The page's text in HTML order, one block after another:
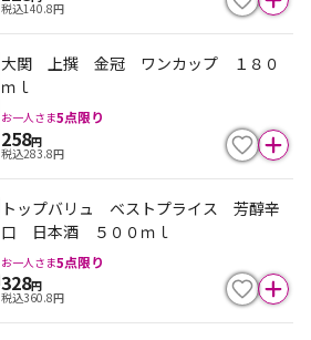
税込140.8円
大関 上撰 金冠 ワンカップ １８０
ｍｌ
お一人さま5点限り
258円
税込283.8円
トップバリュ ベストプライス 芳醇辛
口 日本酒 ５００ｍｌ
お一人さま5点限り
328円
税込360.8円